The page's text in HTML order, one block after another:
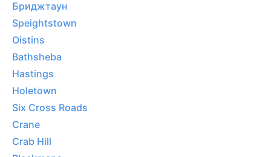
Бриджтаун
Speightstown
Oistins
Bathsheba
Hastings
Holetown
Six Cross Roads
Crane
Crab Hill